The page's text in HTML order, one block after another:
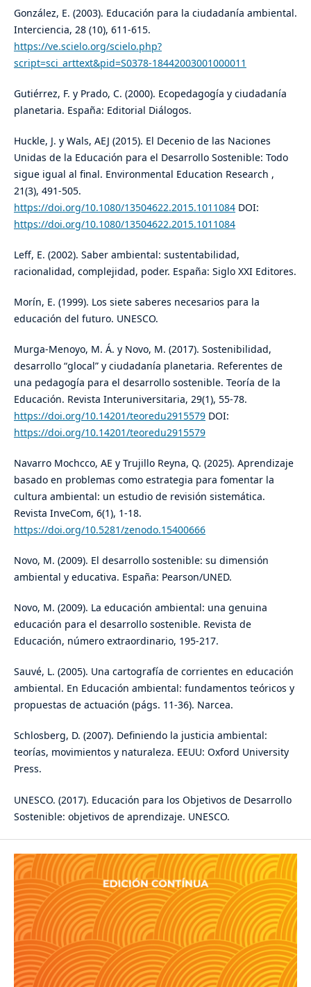
González, E. (2003). Educación para la ciudadanía ambiental.
Interciencia, 28 (10), 611-615.
https://ve.scielo.org/scielo.php?
script=sci_arttext&pid=S0378-18442003001000011
Gutiérrez, F. y Prado, C. (2000). Ecopedagogía y ciudadanía
planetaria. España: Editorial Diálogos.
Huckle, J. y Wals, AEJ (2015). El Decenio de las Naciones
Unidas de la Educación para el Desarrollo Sostenible: Todo
sigue igual al final. Environmental Education Research ,
21(3), 491-505.
https://doi.org/10.1080/13504622.2015.1011084DOI:
https://doi.org/10.1080/13504622.2015.1011084
Leff, E. (2002). Saber ambiental: sustentabilidad,
racionalidad, complejidad, poder. España: Siglo XXI Editores.
Morín, E. (1999). Los siete saberes necesarios para la
educación del futuro. UNESCO.
Murga-Menoyo, M. Á. y Novo, M. (2017). Sostenibilidad,
desarrollo “glocal” y ciudadanía planetaria. Referentes de
una pedagogía para el desarrollo sostenible. Teoría de la
Educación. Revista Interuniversitaria, 29(1), 55-78.
https://doi.org/10.14201/teoredu2915579DOI:
https://doi.org/10.14201/teoredu2915579
Navarro Mochcco, AE y Trujillo Reyna, Q. (2025). Aprendizaje
basado en problemas como estrategia para fomentar la
cultura ambiental: un estudio de revisión sistemática.
Revista InveCom, 6(1), 1-18.
https://doi.org/10.5281/zenodo.15400666
Novo, M. (2009). El desarrollo sostenible: su dimensión
ambiental y educativa. España: Pearson/UNED.
Novo, M. (2009). La educación ambiental: una genuina
educación para el desarrollo sostenible. Revista de
Educación, número extraordinario, 195-217.
Sauvé, L. (2005). Una cartografía de corrientes en educación
ambiental. En Educación ambiental: fundamentos teóricos y
propuestas de actuación (págs. 11-36). Narcea.
Schlosberg, D. (2007). Definiendo la justicia ambiental:
teorías, movimientos y naturaleza. EEUU: Oxford University
Press.
UNESCO. (2017). Educación para los Objetivos de Desarrollo
Sostenible: objetivos de aprendizaje. UNESCO.